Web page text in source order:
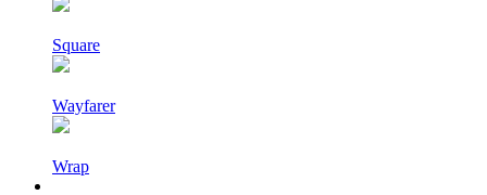
Square
Wayfarer
Wrap